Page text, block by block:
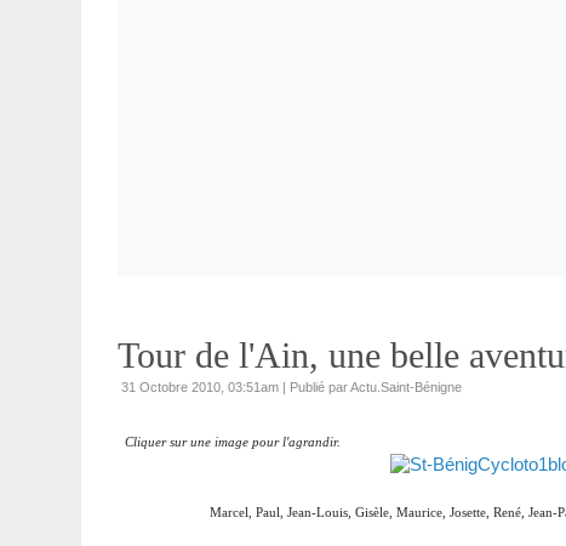
Tour de l'Ain, une belle
31 Octobre 2010, 03:51am | Publié par Actu.Saint-Bénigne
Cliquer sur une image pour l'agrandir.
Marcel, Paul, Jean-Louis, Gisèle, Maurice, Josette, René, Jean-